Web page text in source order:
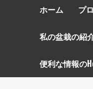
ホーム プ
私の盆栽の紹
便利な情報の